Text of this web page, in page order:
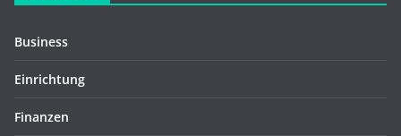
Business
Einrichtung
Finanzen